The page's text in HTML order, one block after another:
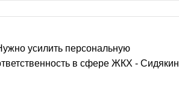
усилить персональную
в сфере ЖКХ - Сидякин